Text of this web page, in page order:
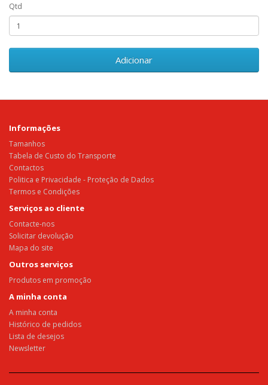
Qtd
Adicionar
Informações
Tamanhos
Tabela de Custo do Transporte
Contactos
Politica e Privacidade - Proteção de Dados
Termos e Condições
Serviços ao cliente
Contacte-nos
Solicitar devolução
Mapa do site
Outros serviços
Produtos em promoção
A minha conta
A minha conta
Histórico de pedidos
Lista de desejos
Newsletter